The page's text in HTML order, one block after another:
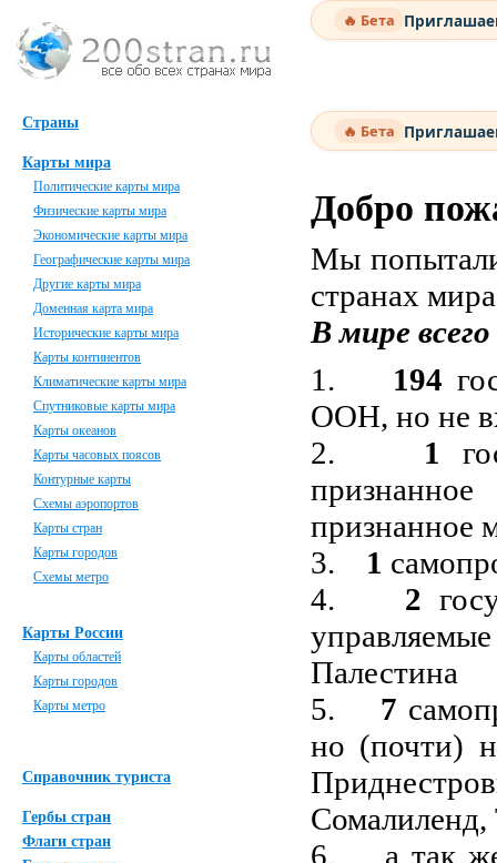
🔥 Бета
Страны
Карты мира
Политические карты мира
Физические карты мира
Экономические карты мира
Географические карты мира
Другие карты мира
Доменная карта мира
Исторические карты мира
Карты континентов
Климатические карты мира
Спутниковые карты мира
Карты океанов
Карты часовых поясов
Контурные карты
Схемы аэропортов
Карты стран
Карты городов
Схемы метро
Карты России
Карты областей
Карты городов
Карты метро
Справочник туриста
Гербы стран
Флаги стран
🔥 Бета
Добро
Мы
странах
В мире
1. 194
ООН, но не
2. 1
признанное
3. 1
4. 2
Палестина
5. 7
но (почти)
6. а так